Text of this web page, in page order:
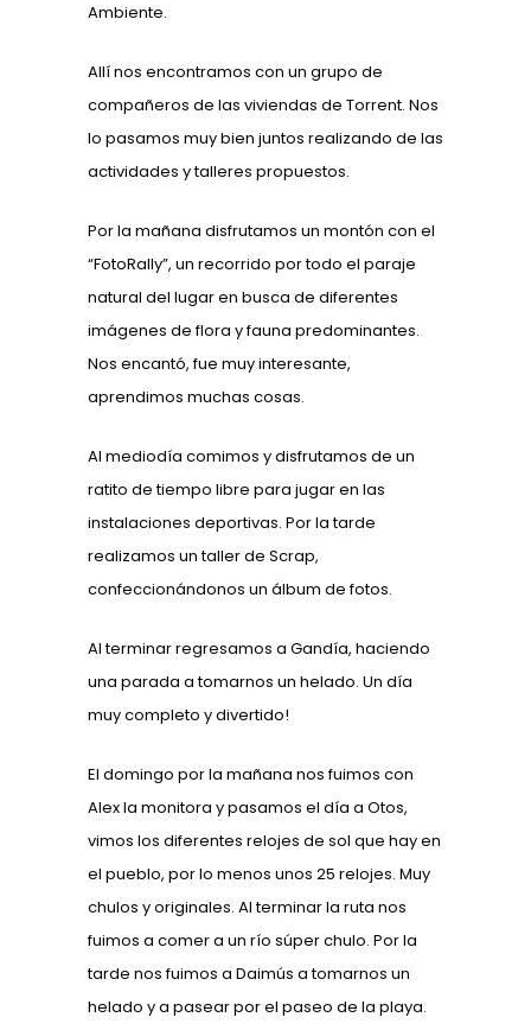
Ambiente.
Allí nos encontramos con un grupo de
compañeros de las viviendas de Torrent. Nos
lo pasamos muy bien juntos realizando de las
actividades y talleres propuestos.
Por la mañana disfrutamos un montón con el
“FotoRally”, un recorrido por todo el paraje
natural del lugar en busca de diferentes
imágenes de flora y fauna predominantes.
Nos encantó, fue muy interesante,
aprendimos muchas cosas.
Al mediodía comimos y disfrutamos de un
ratito de tiempo libre para jugar en las
instalaciones deportivas. Por la tarde
realizamos un taller de Scrap,
confeccionándonos un álbum de fotos.
Al terminar regresamos a Gandía, haciendo
una parada a tomarnos un helado. Un día
muy completo y divertido!
El domingo por la mañana nos fuimos con
Alex la monitora y pasamos el día a Otos,
vimos los diferentes relojes de sol que hay en
el pueblo, por lo menos unos 25 relojes. Muy
chulos y originales. Al terminar la ruta nos
fuimos a comer a un río súper chulo. Por la
tarde nos fuimos a Daimús a tomarnos un
helado y a pasear por el paseo de la playa.